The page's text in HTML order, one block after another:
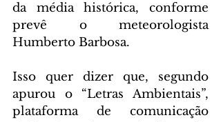
da média histórica, conforme
prevê o meteorologista
Humberto Barbosa.
Isso quer dizer que, segundo
apurou o “Letras Ambientais”,
plataforma de comunicação